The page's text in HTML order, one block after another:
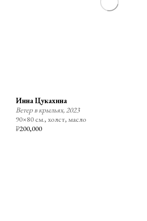
₽200,000
Инна Цукахина
Ветер в крыльях, 2023
90×80 см., холст, масло